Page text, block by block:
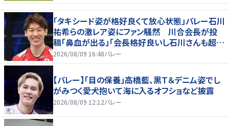
「タキシード姿が格好良くて放心状態」バレー石川
祐希らの激レア姿にファン騒然 川合会長が投
稿「鼻血が出る」「会長格好良いし石川さんも超格
好いい」
2026/08/09 16:48バレー
【バレー】「目の保養」高橋藍、黒Ｔ＆デニム姿でし
がみつく愛犬抱いて海に入るオフショなど披露
2026/08/09 12:12バレー